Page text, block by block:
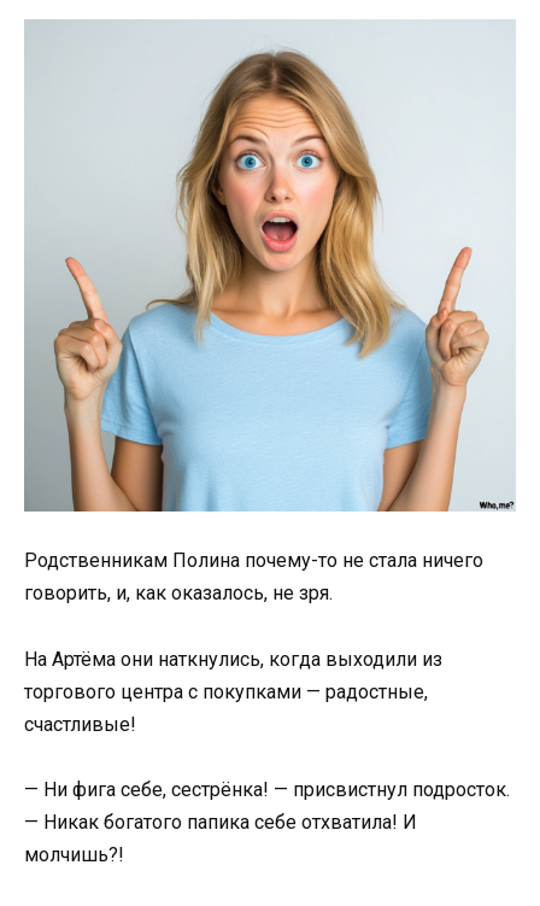
Родственникам Полина почему-то не стала ничего
говорить, и, как оказалось, не зря.
На Артёма они наткнулись, когда выходили из
торгового центра с покупками — радостные,
счастливые!
— Ни фига себе, сестрёнка! — присвистнул подросток.
— Никак богатого папика себе отхватила! И
молчишь?!